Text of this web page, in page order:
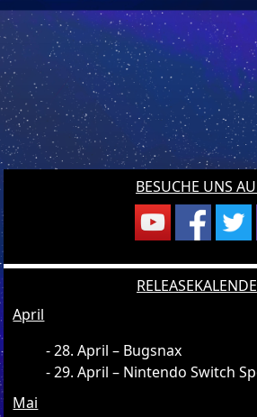
BESUCHE UNS
April
28. April – Bugsnax
29. April – Nintendo Switch
Mai